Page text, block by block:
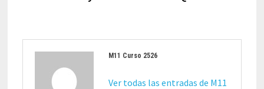
M11 Curso 2526
Ver todas las entradas de M11